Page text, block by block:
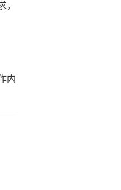
，
内